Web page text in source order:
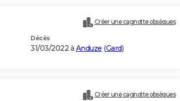
Créer une cagnotte obsèques
Décès
31/03/2022 à Anduze (Gard)
Créer une cagnotte obsèques